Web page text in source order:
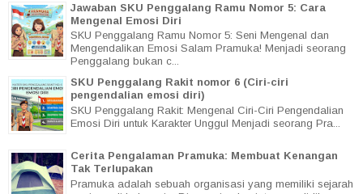
Jawaban SKU Penggalang Ramu Nomor 5: Cara
Mengenal Emosi Diri
SKU Penggalang Ramu Nomor 5: Seni Mengenal dan
Mengendalikan Emosi Salam Pramuka! Menjadi seorang
Penggalang bukan c...
SKU Penggalang Rakit nomor 6 (Ciri-ciri
pengendalian emosi diri)
SKU Penggalang Rakit: Mengenal Ciri-Ciri Pengendalian
Emosi Diri untuk Karakter Unggul Menjadi seorang Pra...
Cerita Pengalaman Pramuka: Membuat Kenangan
Tak Terlupakan
Pramuka adalah sebuah organisasi yang memiliki sejarah